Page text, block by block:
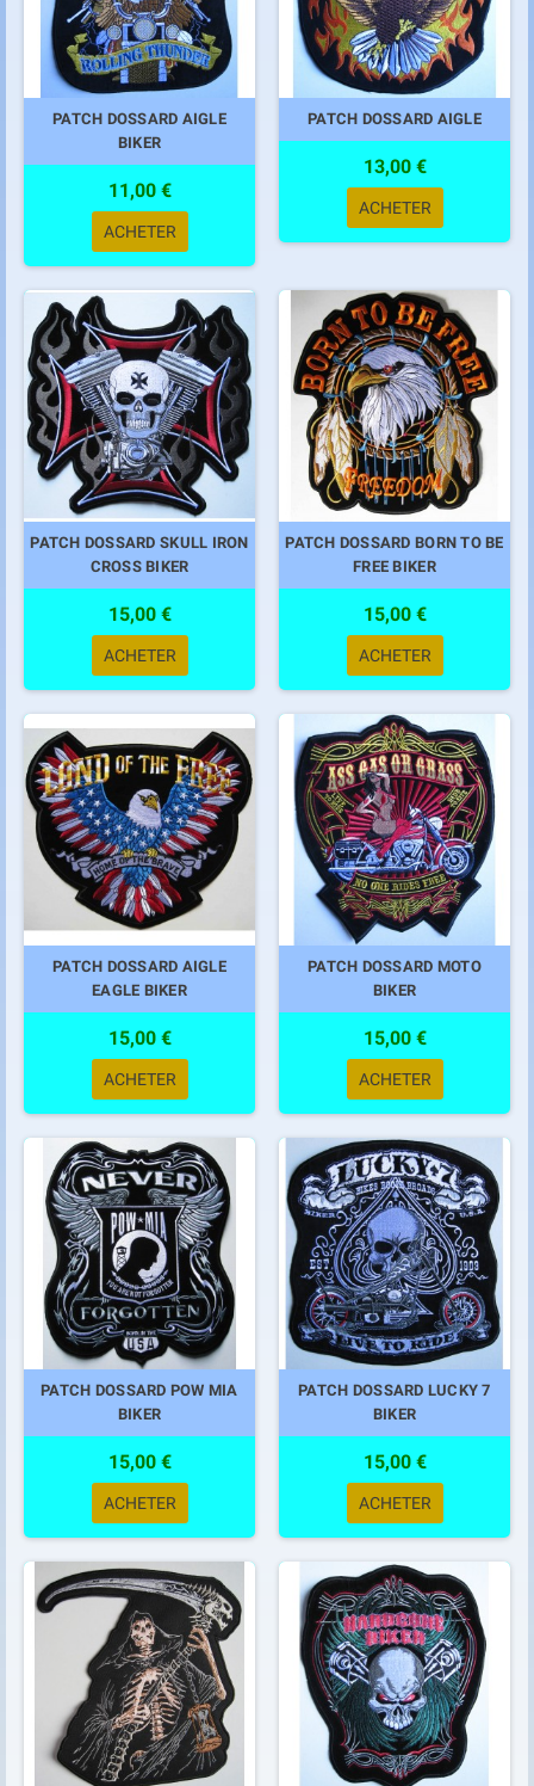
PATCH DOSSARD AIGLE
BIKER
11,00 €
ACHETER
PATCH DOSSARD AIGLE
13,00 €
ACHETER
PATCH DOSSARD SKULL IRON
CROSS BIKER
15,00 €
ACHETER
PATCH DOSSARD BORN TO BE
FREE BIKER
15,00 €
ACHETER
PATCH DOSSARD AIGLE
EAGLE BIKER
15,00 €
ACHETER
PATCH DOSSARD MOTO
BIKER
15,00 €
ACHETER
PATCH DOSSARD POW MIA
BIKER
15,00 €
ACHETER
PATCH DOSSARD LUCKY 7
BIKER
15,00 €
ACHETER